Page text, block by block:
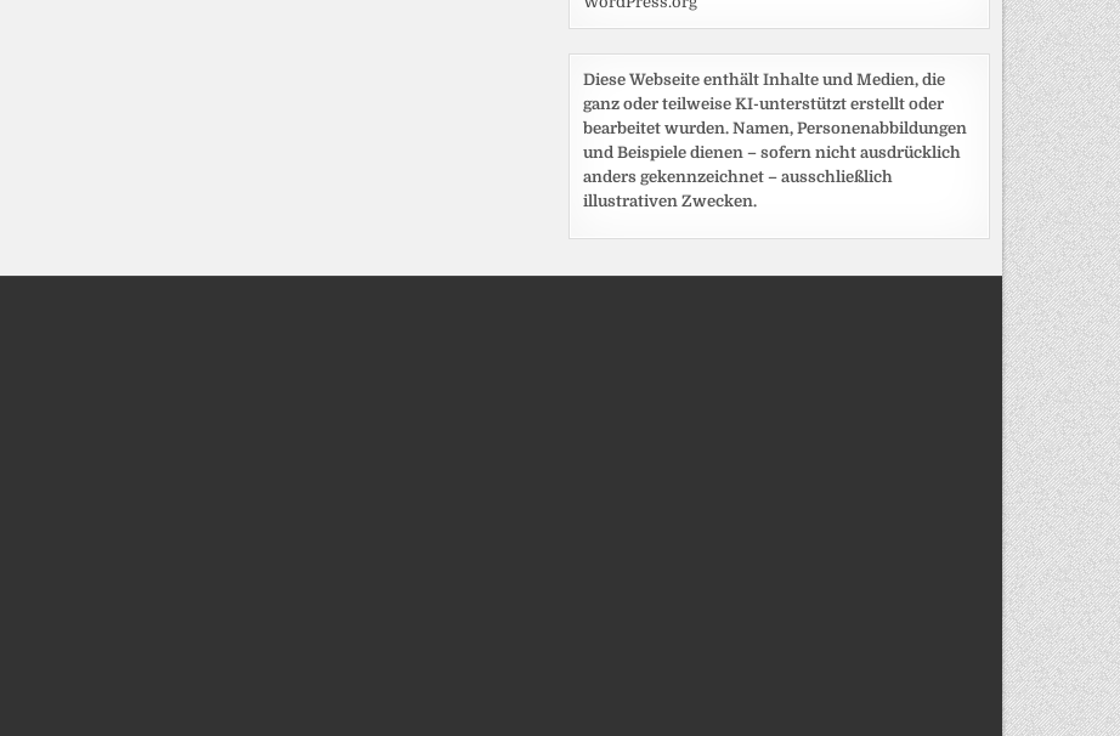
Diese Webseite enthält Inhalte und Medien, die
ganz oder teilweise KI-unterstützt erstellt oder
bearbeitet wurden. Namen, Personenabbildungen
und Beispiele dienen – sofern nicht ausdrücklich
anders gekennzeichnet – ausschließlich
illustrativen Zwecken.